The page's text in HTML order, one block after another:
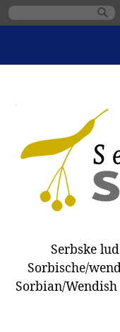
SERBSKI
JEDNANSKI
DARY
WUBĚRKI
Serbske
Sorbische/
Sorbian/Wendish